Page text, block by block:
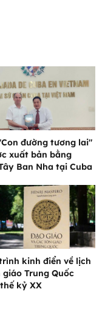
đường tương lai"
xuất bản bằng
Ban Nha tại Cuba
kinh điển về lịch
giáo Trung Quốc
kỷ XX